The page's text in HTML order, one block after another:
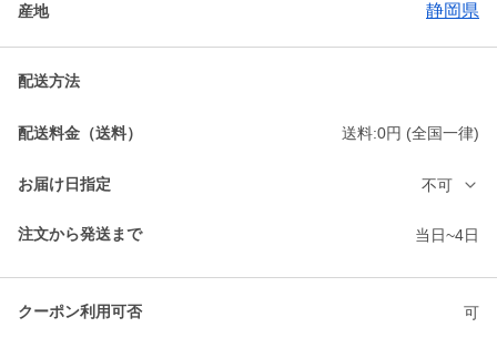
産地 静岡県
配送方法
配送料金（送料） 送料:0円 (全国一律)
お届け日指定 不可
注文から発送まで 当日~4日
クーポン利用可否 可